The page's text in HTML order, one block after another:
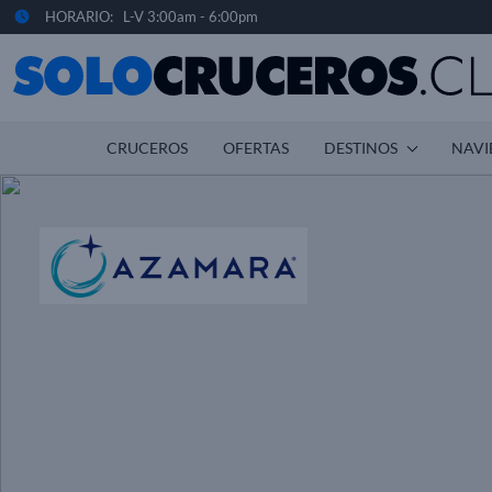
HORARIO: L-V 3:00am - 6:00pm
CRUCEROS OFERTAS DESTINOS